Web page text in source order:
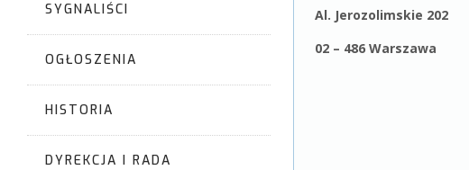
SYGNALIŚCI
OGŁOSZENIA
HISTORIA
DYREKCJA I RADA
Al. Jerozolimskie 202
02